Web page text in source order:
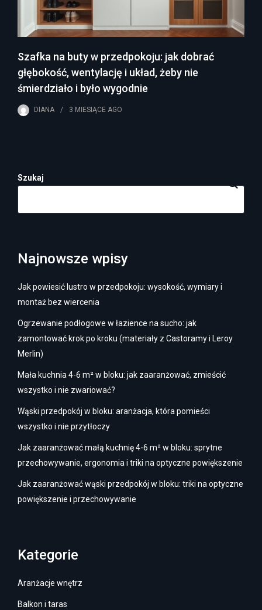
Szafka na buty w przedpokoju: jak dobrać
głębokość, wentylację i układ, żeby nie
śmierdziało i było wygodnie
DIANA 3 MIESIĄCE AGO
Szukaj
Najnowsze wpisy
Jak powiesić lustro w przedpokoju: wysokość, wymiary i
montaż bez wiercenia
Ogrzewanie podłogowe w łazience na sucho: jak
zamontować krok po kroku (materiały z Castoramy i Leroy
Merlin)
Mała kuchnia 4-6 m² w bloku: jak zaaranżować, zmieścić
wszystko i nie zwariować?
Wąski przedpokój w bloku: aranżacja, która pomieści
wszystko i nie przytłoczy
Jak zaaranżować małą kuchnię 4-6 m² w bloku: sprytne
przechowywanie, ergonomia i triki na optyczne powiększenie
Jak zaaranżować wąski przedpokój w bloku: triki na optyczne
powiększenie i przechowywanie
Kategorie
Aranżacje wnętrz
Balkon i taras